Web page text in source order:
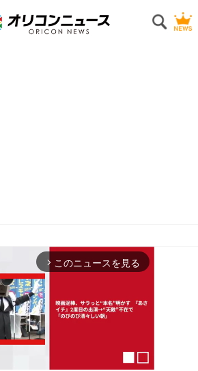
arrow_forward_ios このニュースを見る